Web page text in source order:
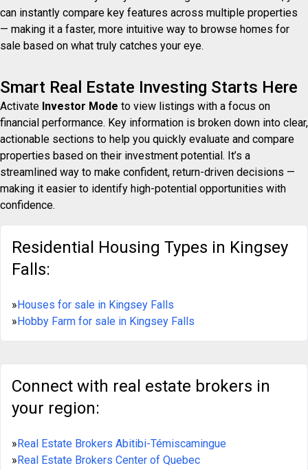
can instantly compare key features across multiple properties
— making it a faster, more intuitive way to browse homes for
sale based on what truly catches your eye.
Smart Real Estate Investing Starts Here
Activate Investor Mode to view listings with a focus on
financial performance. Key information is broken down into clear,
actionable sections to help you quickly evaluate and compare
properties based on their investment potential. It’s a
streamlined way to make confident, return-driven decisions —
making it easier to identify high-potential opportunities with
confidence.
Residential Housing Types in Kingsey
Falls:
»Houses for sale in Kingsey Falls
»Hobby Farm for sale in Kingsey Falls
Connect with real estate brokers in
your region:
»Real Estate Brokers Abitibi-Témiscamingue
»Real Estate Brokers Center of Quebec